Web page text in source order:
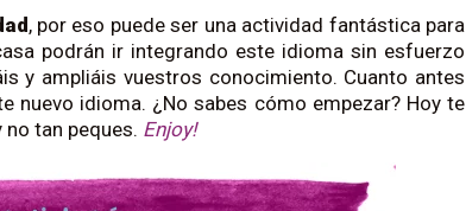
, por eso puede ser una actividad fantástica para
podrán ir integrando este idioma sin esfuerzo
y ampliáis vuestros conocimiento. Cuanto antes
nuevo idioma. ¿No sabes cómo empezar? Hoy te
tan peques. Enjoy!